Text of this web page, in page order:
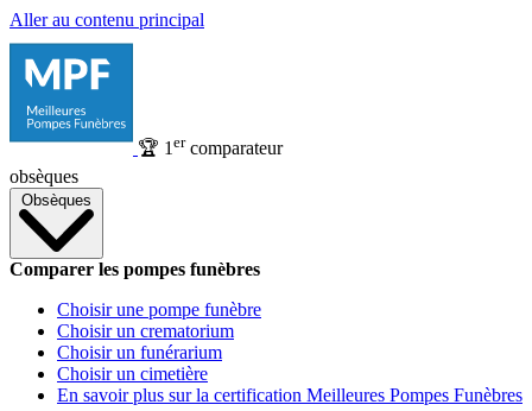
Aller au contenu principal
🏆 1 ercomparateur
obsèques
Obsèques
Comparer les pompes funèbres
Choisir une pompe funèbre
Choisir un crematorium
Choisir un funérarium
Choisir un cimetière
En savoir plus sur la certification Meilleures Pompes Funèbres